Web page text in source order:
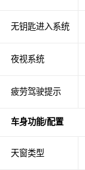
无钥匙进入系统
夜视系统
疲劳驾驶提示
车身功能/配置
天窗类型